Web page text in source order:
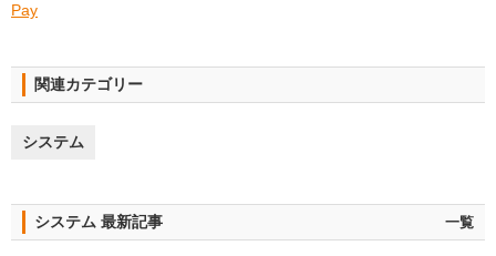
Pay
関連カテゴリー
システム
システム 最新記事 一覧